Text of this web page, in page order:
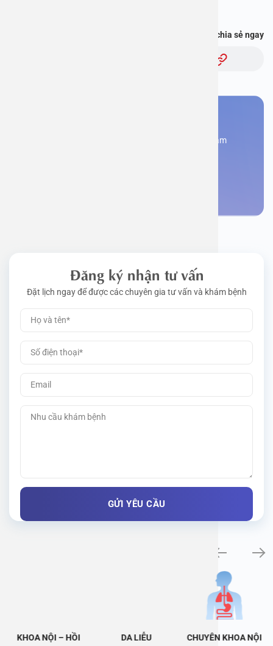
Bạn thấy thông tin này hữu ích, chia sẻ ngay
Đăng kí ngay để được các chuyên gia tư vấn và khám
Đăng ký nhận tư vấn
Đặt lịch ngay để được các chuyên gia tư vấn và khám bệnh
KHOA NỘI – HỒI
DA LIỄU CHUYÊN KHOA NỘI